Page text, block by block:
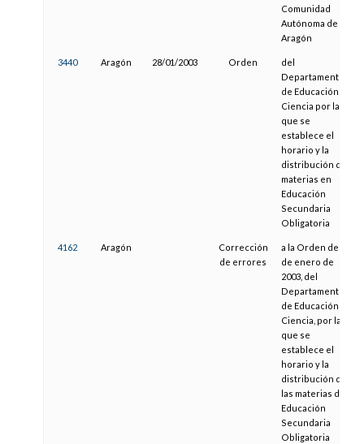
Comunidad
Autónoma de
Aragón
3440 Aragón 28/01/2003 Orden
del
Departamento
de Educación y
Ciencia por la
que se
establece el
horario y la
distribución de
materias en
Educación
Secundaria
Obligatoria
4162 Aragón
Corrección
de errores
a la Orden de 28
de enero de
2003, del
Departamento
de Educación y
Ciencia, por la
que se
establece el
horario y la
distribución de
las materias de
Educación
Secundaria
Obligatoria